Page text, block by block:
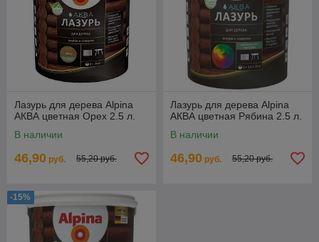
Лазурь для дерева Alpina
АКВА цветная Орех 2.5 л.
В наличии
46,90 руб. 55,20 руб.
Лазурь для дерева Alpina
АКВА цветная Рябина 2.5 л.
В наличии
46,90 руб. 55,20 руб.
-15%